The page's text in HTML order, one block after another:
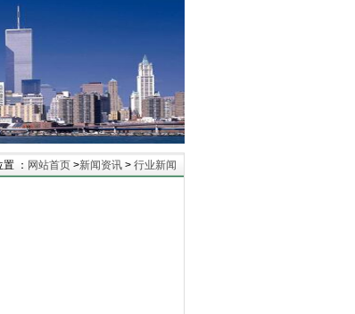
： 网站首页 >新闻资讯 >行业新闻